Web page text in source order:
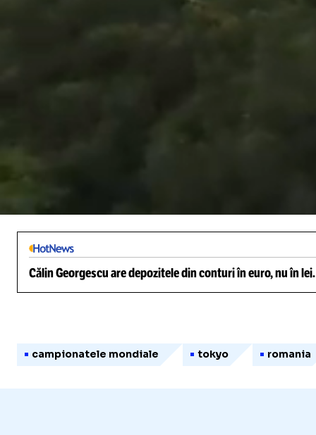
Călin Georgescu are depozitele din conturi în euro, nu în
campionatele mondiale tokyo romania